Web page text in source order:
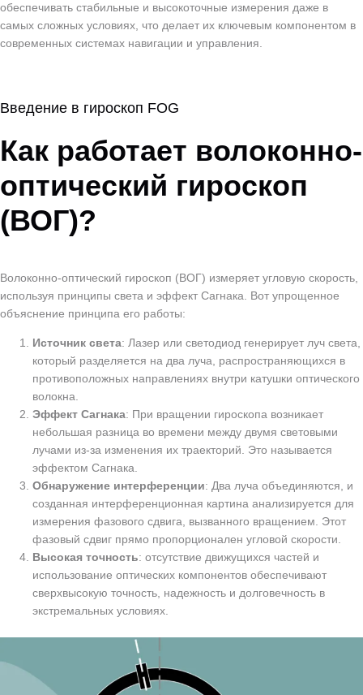
обеспечивать стабильные и высокоточные измерения даже в
самых сложных условиях, что делает их ключевым компонентом в
современных системах навигации и управления.
Введение в гироскоп FOG
Как работает волоконно-
оптический гироскоп
(ВОГ)?
Волоконно-оптический гироскоп (ВОГ) измеряет угловую скорость,
используя принципы света и эффект Сагнака. Вот упрощенное
объяснение принципа его работы:
Источник света: Лазер или светодиод генерирует луч света,
который разделяется на два луча, распространяющихся в
противоположных направлениях внутри катушки оптического
волокна.
Эффект Сагнака: При вращении гироскопа возникает
небольшая разница во времени между двумя световыми
лучами из-за изменения их траекторий. Это называется
эффектом Сагнака.
Обнаружение интерференции: Два луча объединяются, и
созданная интерференционная картина анализируется для
измерения фазового сдвига, вызванного вращением. Этот
фазовый сдвиг прямо пропорционален угловой скорости.
Высокая точность: отсутствие движущихся частей и
использование оптических компонентов обеспечивают
сверхвысокую точность, надежность и долговечность в
экстремальных условиях.